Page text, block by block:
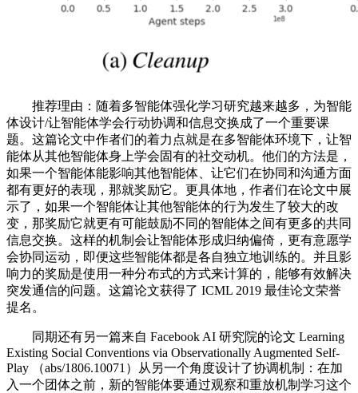
推荐理由：随着多智能体强化学习研究越来越多，为智能
体设计/让智能体学会行动协调和信息交换成了一个重要课
题。这篇论文中作者们的着力点就是在多智能体环境下，让智
能体从其他智能体身上学会固有的社交动机。他们的方法是，
如果一个智能体能影响其他智能体、让它们在协同和沟通方面
都有更好的表现，那就奖励它。更具体地，作者们在论文中展
示了，如果一个智能体让其他智能体的行为发生了较大的改
变，那奖励它就更有可能鼓励不同的智能体之间有更多的共同
信息交换。这样的机制会让智能体形成归纳偏倚，更有意愿学
会协同运动，即便这些智能体都是各自独立地训练的。并且影
响力的奖励是使用一种分布式的方式来计算的，能够有效解决
突发通信的问题。这篇论文获得了 ICML 2019 最佳论文荣誉
提名。
同期还有另一篇来自 Facebook AI 研究院的论文 Learning
Existing Social Conventions via Observationally Augmented Self-
Play （abs/1806.10071）从另一个角度设计了协调机制：在加
入一个团体之前，新的智能体要通过观察和重放机制学习这个